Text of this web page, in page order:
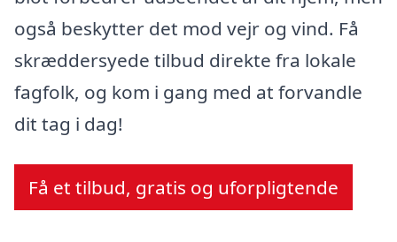
også beskytter det mod vejr og vind. Få
skræddersyede tilbud direkte fra lokale
fagfolk, og kom i gang med at forvandle
dit tag i dag!
Få et tilbud, gratis og uforpligtende